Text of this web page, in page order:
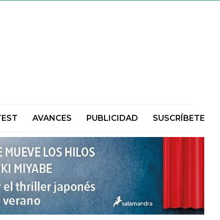
AVANCES PUBLICIDAD SUSCRÍBETE